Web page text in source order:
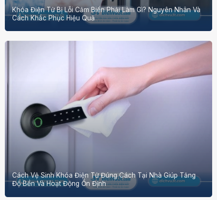
Khóa Điện Tử Bị Lỗi Cảm Biến Phải Làm Gì? Nguyên Nhân Và
Cách Khắc Phục Hiệu Quả
Cách Vệ Sinh Khóa Điện Tử Đúng Cách Tại Nhà Giúp Tăng
Độ Bền Và Hoạt Động Ổn Định